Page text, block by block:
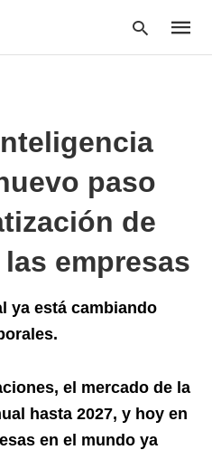
paso
de
empresas
ya está cambiando
el mercado de la
hasta 2027, y hoy en
en el mundo ya